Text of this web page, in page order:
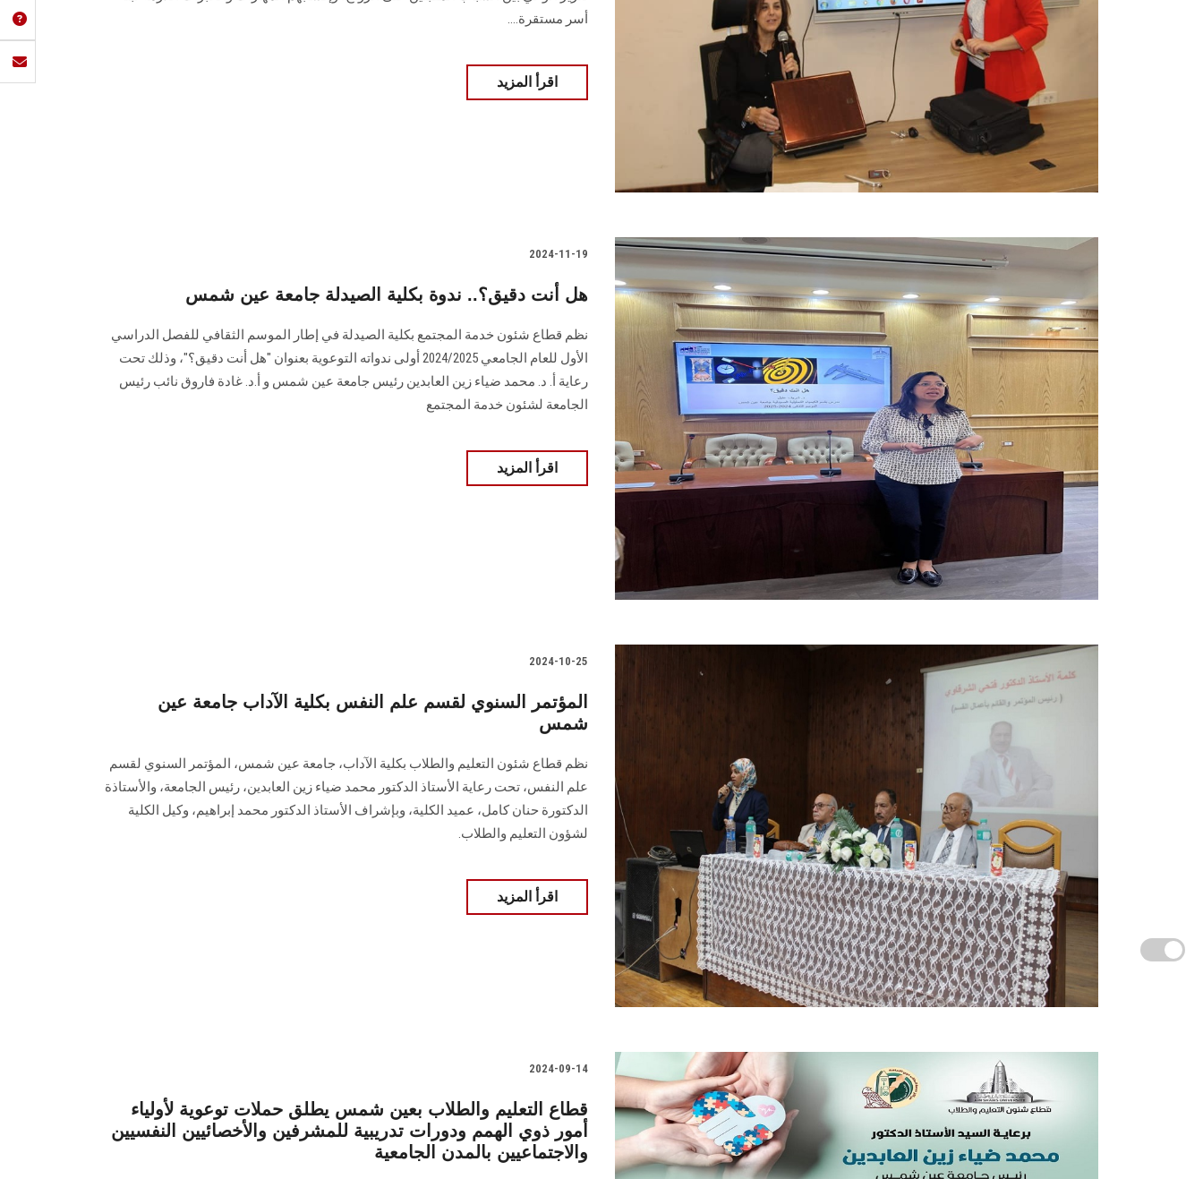
أسر مستقرة....
اقرأ المزيد
2024-11-19
هل أنت دقيق؟.. ندوة بكلية الصيدلة جامعة عين شمس
نظم قطاع شئون خدمة المجتمع بكلية الصيدلة في إطار الموسم ‏الثقافي للفصل الدراسي
الأول للعام الجامعي 2024/2025 أولى ندواته التوعوية بعنوان "هل ‏أنت دقيق؟"، وذلك تحت
رعاية أ. د. محمد ضياء زين العابدين رئيس جامعة عين شمس و أ.د. غادة فاروق نائب رئيس
الجامعة لشئون خدمة المجتمع
اقرأ المزيد
2024-10-25
المؤتمر السنوي لقسم علم النفس بكلية الآداب جامعة عين
شمس
نظم قطاع شئون التعليم والطلاب بكلية الآداب، جامعة عين شمس، المؤتمر السنوي لقسم
علم النفس، تحت رعاية الأستاذ الدكتور محمد ضياء زين العابدين، رئيس الجامعة، والأستاذة
الدكتورة حنان كامل، عميد الكلية، وبإشراف الأستاذ الدكتور محمد إبراهيم، وكيل الكلية
لشؤون التعليم والطلاب.
اقرأ المزيد
2024-09-14
قطاع التعليم والطلاب بعين شمس يطلق حملات توعوية لأولياء
أمور ذوي الهمم ودورات تدريبية للمشرفين والأخصائيين النفسيين
والاجتماعيين بالمدن الجامعية